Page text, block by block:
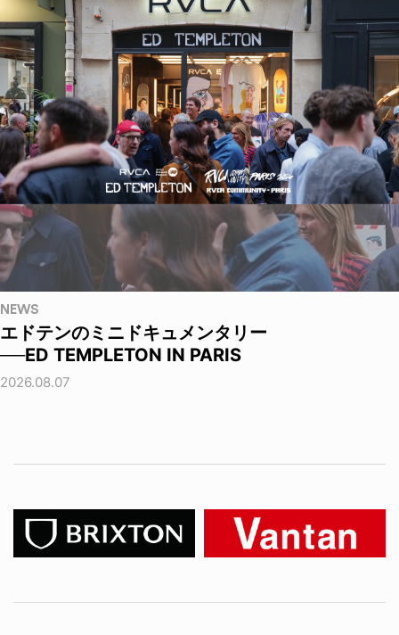
NEWS
エドテンのミニドキュメンタリー
──ED TEMPLETON IN PARIS
2026.08.07